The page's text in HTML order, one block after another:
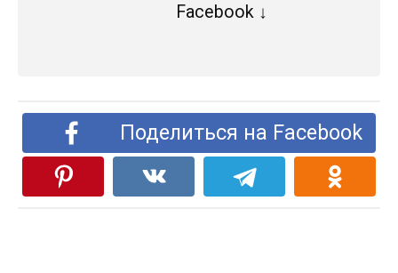
Facebook ↓
Поделиться на Facebook